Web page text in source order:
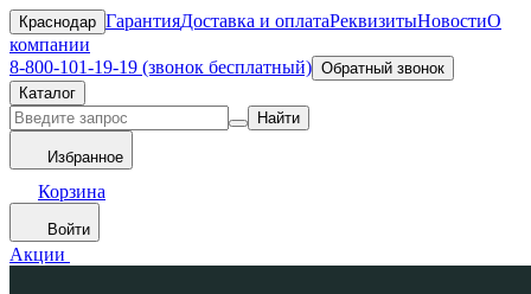
Краснодар ГарантияДоставка и оплатаРеквизитыНовостиО
компании
8-800-101-19-19 (звонок бесплатный) Обратный звонок
Каталог
Найти
Избранное
Корзина
Войти
Акции